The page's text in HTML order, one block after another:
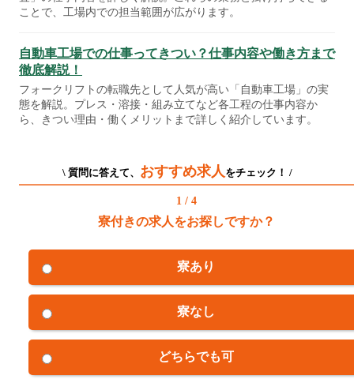
ことで、工場内での担当範囲が広がります。
自動車工場での仕事ってきつい？仕事内容や働き方まで
徹底解説！
フォークリフトの転職先として人気が高い「自動車工場」の実
態を解説。プレス・溶接・組み立てなど各工程の仕事内容か
ら、きつい理由・働くメリットまで詳しく紹介しています。
\ 質問に答えて、 おすすめ求人をチェック！ /
1 / 4
寮付きの求人をお探しですか？
寮あり
寮なし
どちらでも可